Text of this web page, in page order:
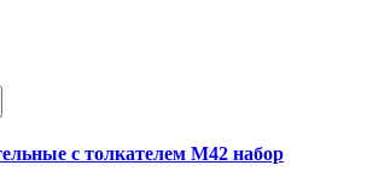
с толкателем М42 набор